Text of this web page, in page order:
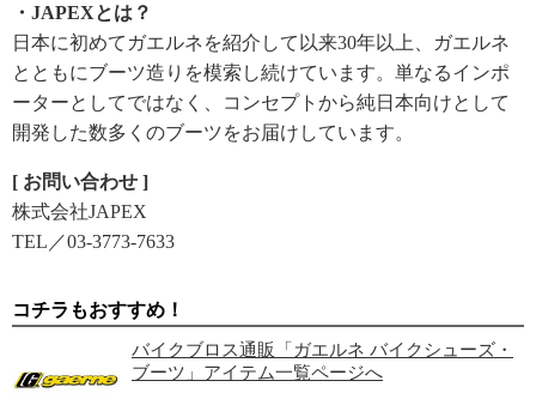
・JAPEXとは？
日本に初めてガエルネを紹介して以来30年以上、ガエルネ
とともにブーツ造りを模索し続けています。単なるインポ
ーターとしてではなく、コンセプトから純日本向けとして
開発した数多くのブーツをお届けしています。
[ お問い合わせ ]
株式会社JAPEX
TEL／03-3773-7633
コチラもおすすめ！
バイクブロス通販「ガエルネ バイクシューズ・
ブーツ」アイテム一覧ページへ